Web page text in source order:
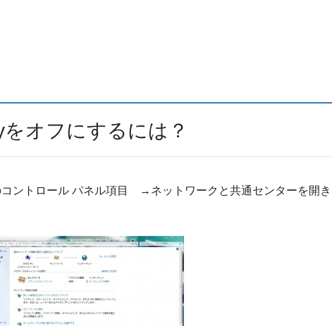
オフにするには？
トロール パネル項目 →ネットワークと共通センターを開き